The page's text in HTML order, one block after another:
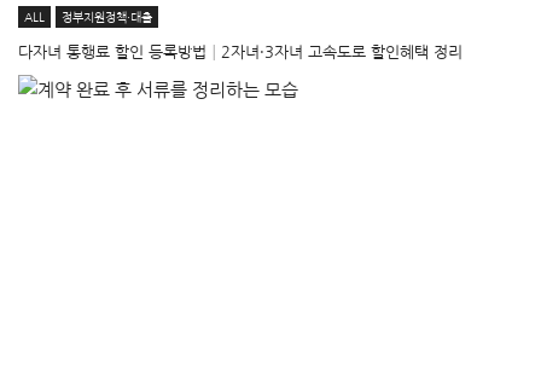
ALL 정부지원정책·대출
다자녀 통행료 할인 등록방법│2자녀·3자녀 고속도로 할인혜택 정리